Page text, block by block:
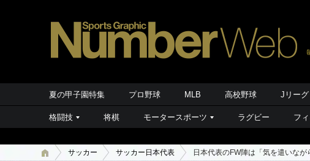
夏の甲子園特集 プロ野球 MLB 高校野球 Jリーグ
格闘技 将棋 モータースポーツ ラグビー フ
サッカー サッカー日本代表 日本代表のFW陣は「気を遣いな